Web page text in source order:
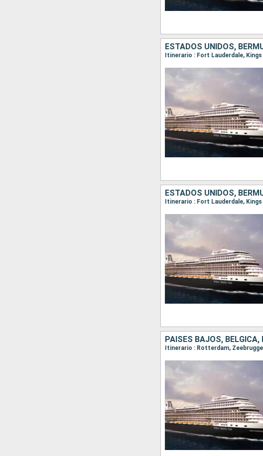
PAISES BAJOS, BÉLGICA,
Itinerario : Rotterdam,